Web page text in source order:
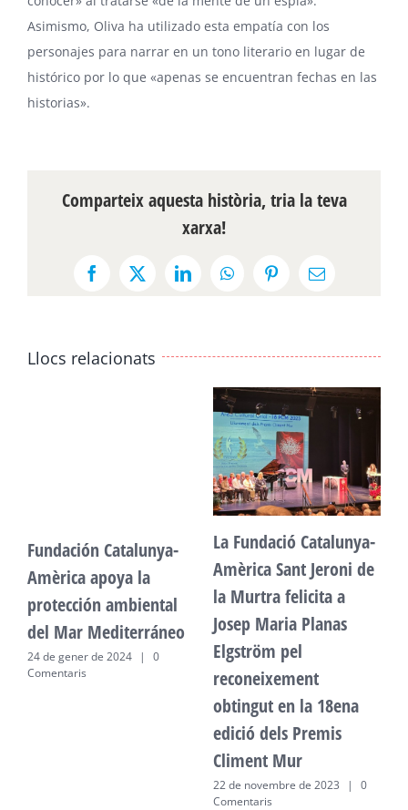
Asimismo, Oliva ha utilizado esta empatía con los
personajes para narrar en un tono literario en lugar de
histórico por lo que «apenas se encuentran fechas en las
historias».
Comparteix aquesta història, tria la teva
xarxa!
Facebook
X LinkedInWhatsAppPinterestEmail:
Llocs relacionats
Fundación Catalunya-
Amèrica apoya la
protección ambiental
del Mar Mediterráneo
24 de gener de 2024 |
0
Comentaris
La Fundació Catalunya-
Amèrica Sant Jeroni de
la Murtra felicita a
Josep Maria Planas
Elgström pel
reconeixement
obtingut en la 18ena
edició dels Premis
Climent Mur
22 de novembre de 2023 |
0
Comentaris